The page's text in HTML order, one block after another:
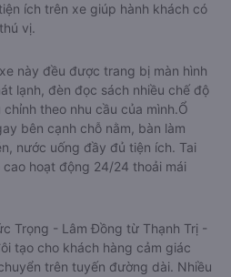
ích trên xe giúp hành khách có
vị.
này đều được trang bị màn hình
lạnh, đèn đọc sách nhiều chế độ
theo nhu cầu của mình.Ổ
bên cạnh chỗ nằm, bàn làm
nước uống đầy đủ tiện ích. Tai
hoạt động 24/24 thoải mái
Trọng - Lâm Đồng từ Thạnh Trị -
tạo cho khách hàng cảm giác
trên tuyến đường dài. Nhiều